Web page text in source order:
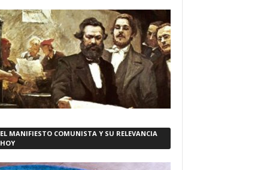
EL MANIFIESTO COMUNISTA Y SU RELEVANCIA
HOY